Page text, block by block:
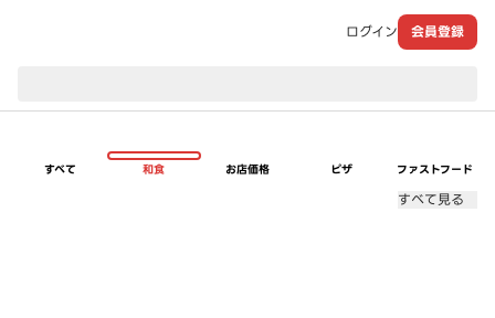
ログイン 会員登録
すべて 和食 お店価格 ピザ ファストフード
すべて見る